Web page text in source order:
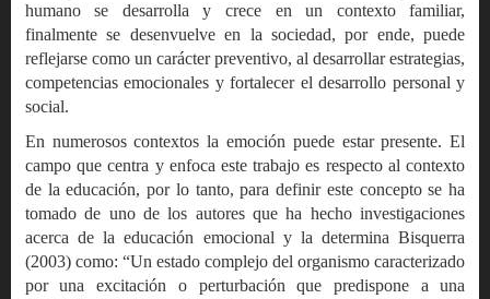
humano se desarrolla y crece en un contexto familiar,
finalmente se desenvuelve en la sociedad, por ende, puede
reflejarse como un carácter preventivo, al desarrollar estrategias,
competencias emocionales y fortalecer el desarrollo personal y
social.
En numerosos contextos la emoción puede estar presente. El
campo que centra y enfoca este trabajo es respecto al contexto
de la educación, por lo tanto, para definir este concepto se ha
tomado de uno de los autores que ha hecho investigaciones
acerca de la educación emocional y la determina Bisquerra
(2003) como: “Un estado complejo del organismo caracterizado
por una excitación o perturbación que predispone a una